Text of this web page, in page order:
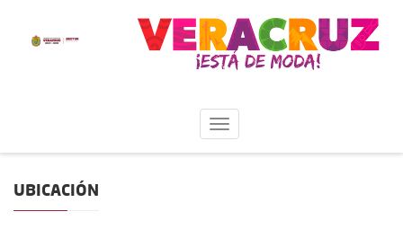
UBICACIÓN